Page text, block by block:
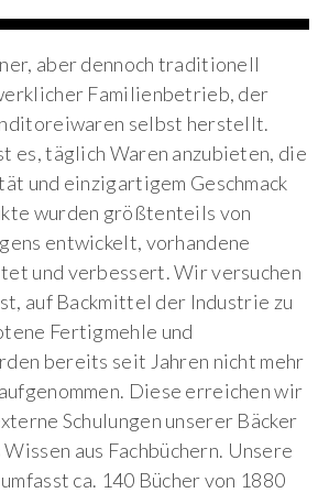
aber dennoch traditionell
Familienbetrieb, der
selbst herstellt.
es, täglich Waren anzubieten, die
und einzigartigem Geschmack
wurden größtenteils von
entwickelt, vorhandene
und verbessert. Wir versuchen
auf Backmittel der Industrie zu
Fertigmehle und
bereits seit Jahren nicht mehr
Diese erreichen wir
Schulungen unserer Bäcker
aus Fachbüchern. Unsere
ca. 140 Bücher von 1880